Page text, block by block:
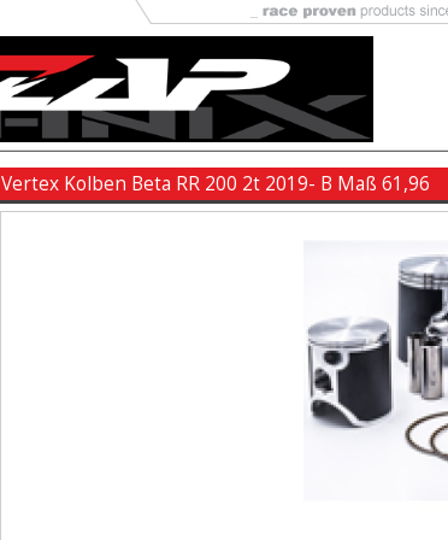
Vertex Kolben Beta RR 200 2t 2019- B Maß 61,96